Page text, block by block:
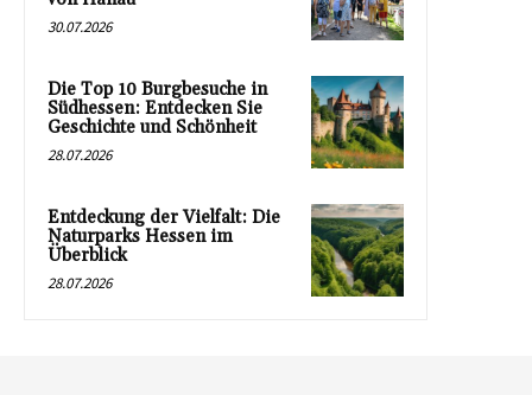
30.07.2026
Die Top 10 Burgbesuche in
Südhessen: Entdecken Sie
Geschichte und Schönheit
28.07.2026
Entdeckung der Vielfalt: Die
Naturparks Hessen im
Überblick
28.07.2026